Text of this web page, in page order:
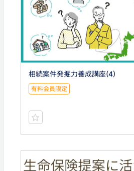
相続案件発掘力養成講座(4)
有料会員限定